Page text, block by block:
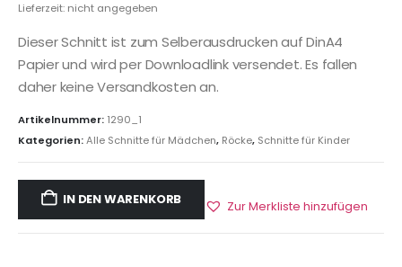
Lieferzeit: nicht angegeben
Dieser Schnitt ist zum Selberausdrucken auf DinA4
Papier und wird per Downloadlink versendet. Es fallen
daher keine Versandkosten an.
Artikelnummer: 1290_1
Kategorien:Alle Schnitte für Mädchen, Röcke, Schnitte für Kinder
IN DEN WARENKORB Zur Merkliste hinzufügen